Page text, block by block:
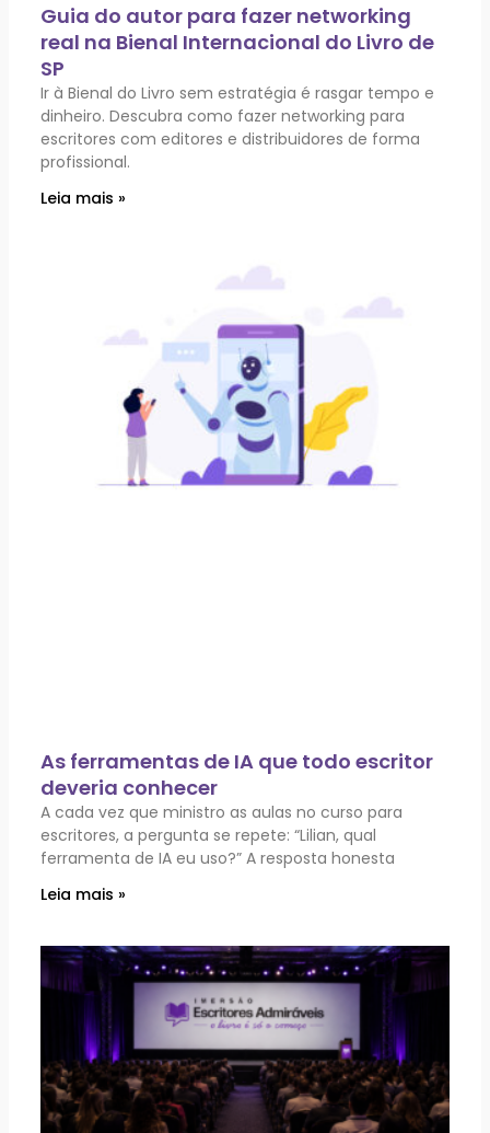
Guia do autor para fazer networking
real na Bienal Internacional do Livro de
SP
Ir à Bienal do Livro sem estratégia é rasgar tempo e
dinheiro. Descubra como fazer networking para
escritores com editores e distribuidores de forma
profissional.
Leia mais »
As ferramentas de IA que todo escritor
deveria conhecer
A cada vez que ministro as aulas no curso para
escritores, a pergunta se repete: “Lilian, qual
ferramenta de IA eu uso?” A resposta honesta
Leia mais »